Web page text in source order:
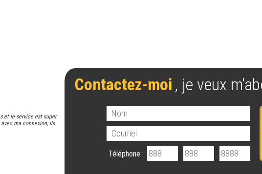
et le service est super.
ma connexion, ils
Contactez-moi , je veux
Téléphone :